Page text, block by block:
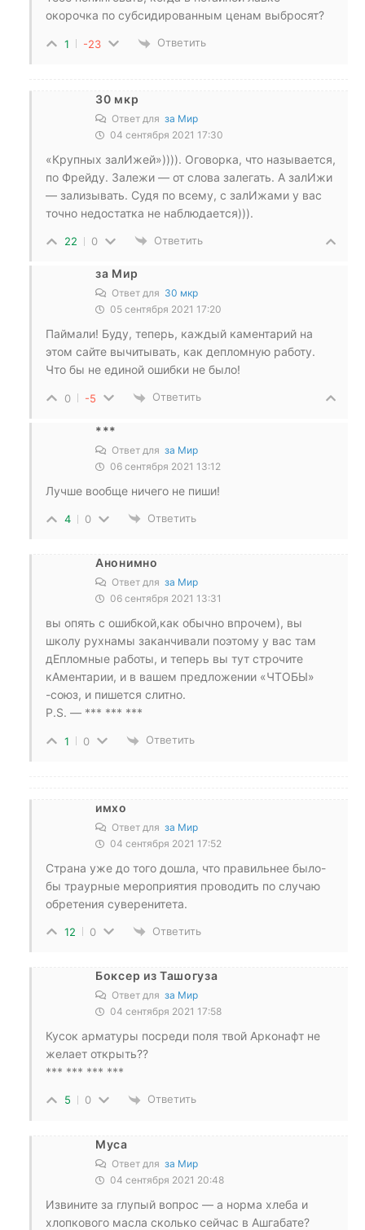
окорочка по субсидированным ценам выбросят?
1 -23 Ответить
30 мкр
Ответ для за Мир
04 сентября 2021 17:30
«Крупных залИжей»)))). Оговорка, что называется,
по Фрейду. Залежи — от слова залегать. А залИжи
— зализывать. Судя по всему, с залИжами у вас
точно недостатка не наблюдается))).
22 0 Ответить
за Мир
Ответ для 30 мкр
05 сентября 2021 17:20
Паймали! Буду, теперь, каждый каментарий на
этом сайте вычитывать, как депломную работу.
Что бы не единой ошибки не было!
0 -5 Ответить
***
Ответ для за Мир
06 сентября 2021 13:12
Лучше вообще ничего не пиши!
4 0 Ответить
Анонимно
Ответ для за Мир
06 сентября 2021 13:31
вы опять с ошибкой,как обычно впрочем), вы
школу рухнамы заканчивали поэтому у вас там
дЕпломные работы, и теперь вы тут строчите
кАментарии, и в вашем предложении «ЧТОБЫ»
-союз, и пишется слитно.
P.S. — *** *** ***
1 0 Ответить
имхо
Ответ для за Мир
04 сентября 2021 17:52
Страна уже до того дошла, что правильнее было-
бы траурные мероприятия проводить по случаю
обретения суверенитета.
12 0 Ответить
Боксер из Ташогуза
Ответ для за Мир
04 сентября 2021 17:58
Кусок арматуры посреди поля твой Арконафт не
желает открыть??
*** *** *** ***
5 0 Ответить
Муса
Ответ для за Мир
04 сентября 2021 20:48
Извините за глупый вопрос — а норма хлеба и
хлопкового масла сколько сейчас в Ашгабате?